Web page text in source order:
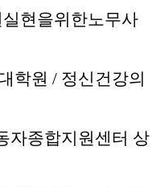
현을위한노무사
학원 / 정신건강의
자종합지원센터 상